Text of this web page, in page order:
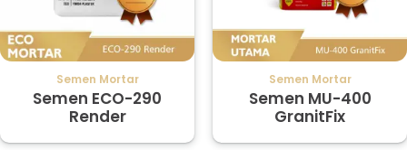
Semen Mortar
Semen ECO-290
Render
Semen Mortar
Semen MU-400
GranitFix